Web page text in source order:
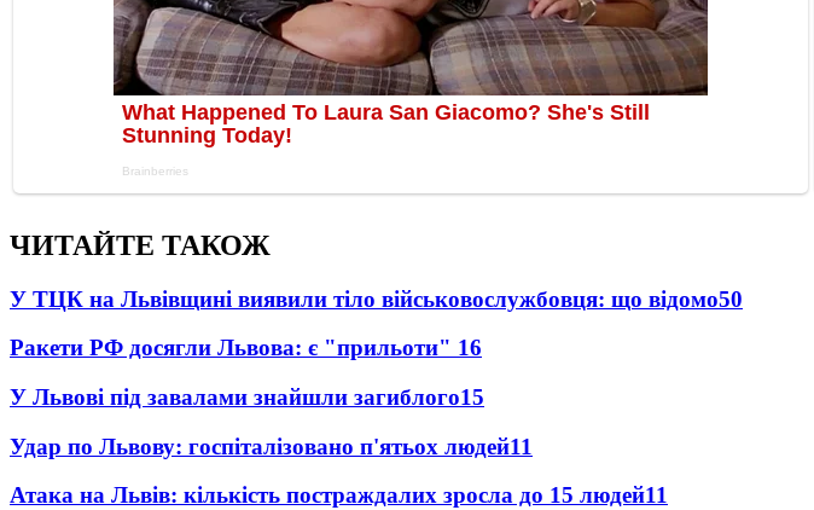
ЧИТАЙТЕ ТАКОЖ
У ТЦК на Львівщині виявили тіло військовослужбовця: що відомо50
Ракети РФ досягли Львова: є "прильоти" 16
У Львові під завалами знайшли загиблого15
Удар по Львову: госпіталізовано п'ятьох людей11
Атака на Львів: кількість постраждалих зросла до 15 людей11